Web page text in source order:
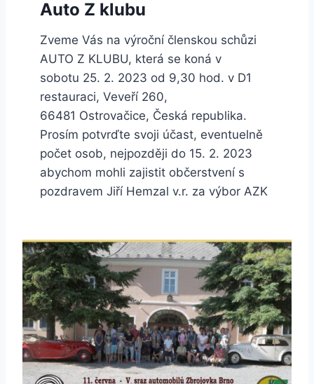
Auto Z klubu
Zveme Vás na výroční členskou schůzi
AUTO Z KLUBU, která se koná v
sobotu 25. 2. 2023 od 9,30 hod. v D1
restauraci, Veveří 260,
66481 Ostrovačice, Česká republika.
Prosím potvrďte svoji účast, eventuelně
počet osob, nejpozději do 15. 2. 2023
abychom mohli zajistit občerstvení s
pozdravem Jiří Hemzal v.r. za výbor AZK